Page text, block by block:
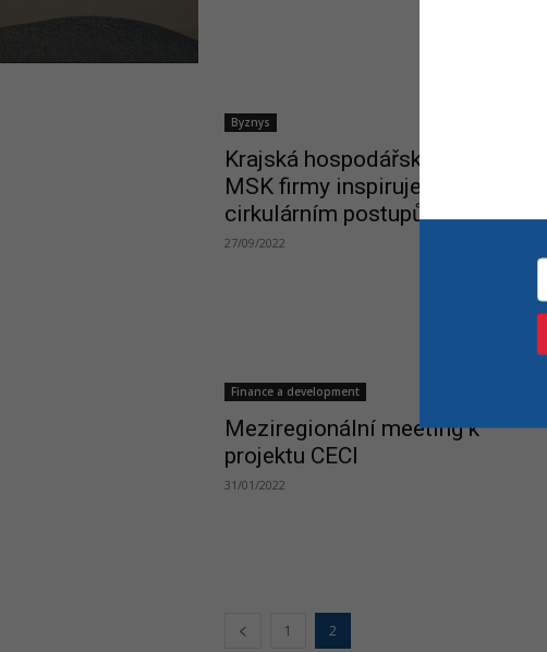
Byznys
Krajská hospodářská komora
MSK firmy inspiruje k
cirkulárním postupům
27/09/2022
Finance a development
Meziregionální meeting k
projektu CECI
31/01/2022
1 2